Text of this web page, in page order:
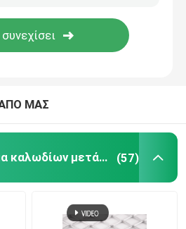
ΜΑΣ
Επεκταθε'ν πλέγμα καλωδίων μετάλλων (57)